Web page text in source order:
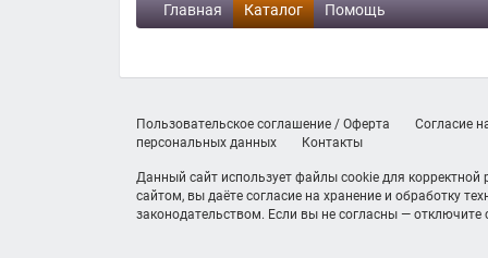
Главная Каталог Помощь
Пользовательское соглашение / Оферта
Согласие
персональных данных
Контакты
Данный сайт использует файлы cookie для
сайтом, вы даёте согласие на хранение и обработку
законодательством. Если вы не согласны — отключите